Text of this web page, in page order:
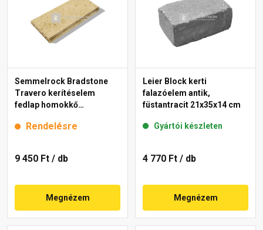
Semmelrock Bradstone
Travero kerítéselem
fedlap homokkő
Rendelésre
9 450 Ft / db
Megnézem
Leier Block kerti
falazóelem antik,
füstantracit 21x35x14 cm
Gyártói készleten
4 770 Ft / db
Megnézem